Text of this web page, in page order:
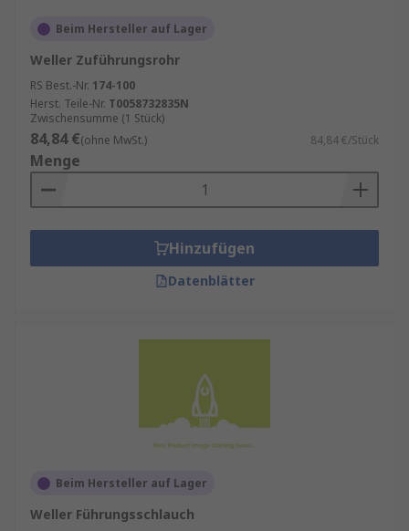
Beim Hersteller auf Lager
Weller Zuführungsrohr
RS Best.-Nr. 174-100
Herst. Teile-Nr. T0058732835N
Zwischensumme (1 Stück)
84,84 €(ohne MwSt.) 84,84 €/Stück
Menge
Hinzufügen
Datenblätter
Beim Hersteller auf Lager
Weller Führungsschlauch